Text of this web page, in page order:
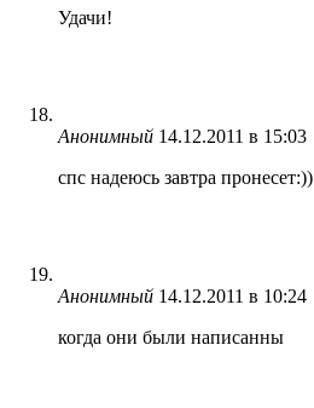
Удачи!
Анонимный 14.12.2011 в 15:03
спс надеюсь завтра пронесет:))
Анонимный 14.12.2011 в 10:24
когда они были написанны